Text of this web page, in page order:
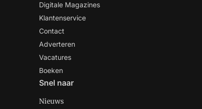
Digitale Magazines
Klantenservice
Contact
Adverteren
Vacatures
Boeken
Snel naar
Nieuws